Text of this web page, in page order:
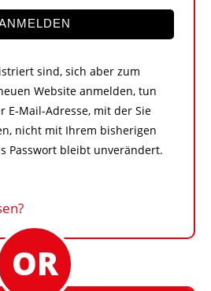
KONTAKT
sind, sich aber zum
Website anmelden, tun
E-Mail-Adresse, mit der Sie
nicht mit Ihrem bisherigen
Passwort bleibt unverändert.